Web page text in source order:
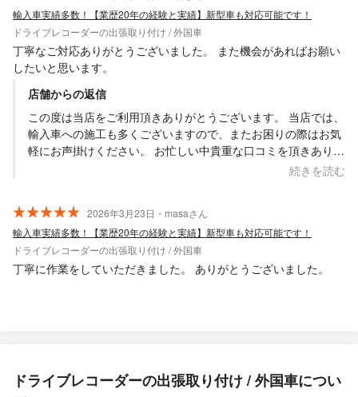
輸入車実績多数！【業歴20年の経験と実績】新型車も対応可能です！
ドライブレコーダーの出張取り付け / 外国車
丁寧なご対応ありがとうございました。 また機会があればお願い
したいと思います。
店舗からの返信
この度は当店をご利用頂きありがとうございます。 当店では、
輸入車への施工も多くございますので、またお困りの際はお気
軽にお声掛けください。 お忙しい中貴重な口コミを頂きありが
続きを読む
2026年3月23日・masaさん
輸入車実績多数！【業歴20年の経験と実績】新型車も対応可能です！
ドライブレコーダーの出張取り付け / 外国車
丁寧に作業をしていただきました。 ありがとうございました。
ドライブレコーダーの出張取り付け / 外国車につい